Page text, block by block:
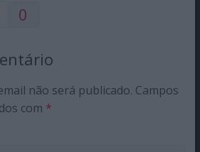
0
não será publicado. Campos
com *